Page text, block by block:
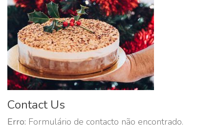
Contact Us
Erro: Formulário de contacto não encontrado.